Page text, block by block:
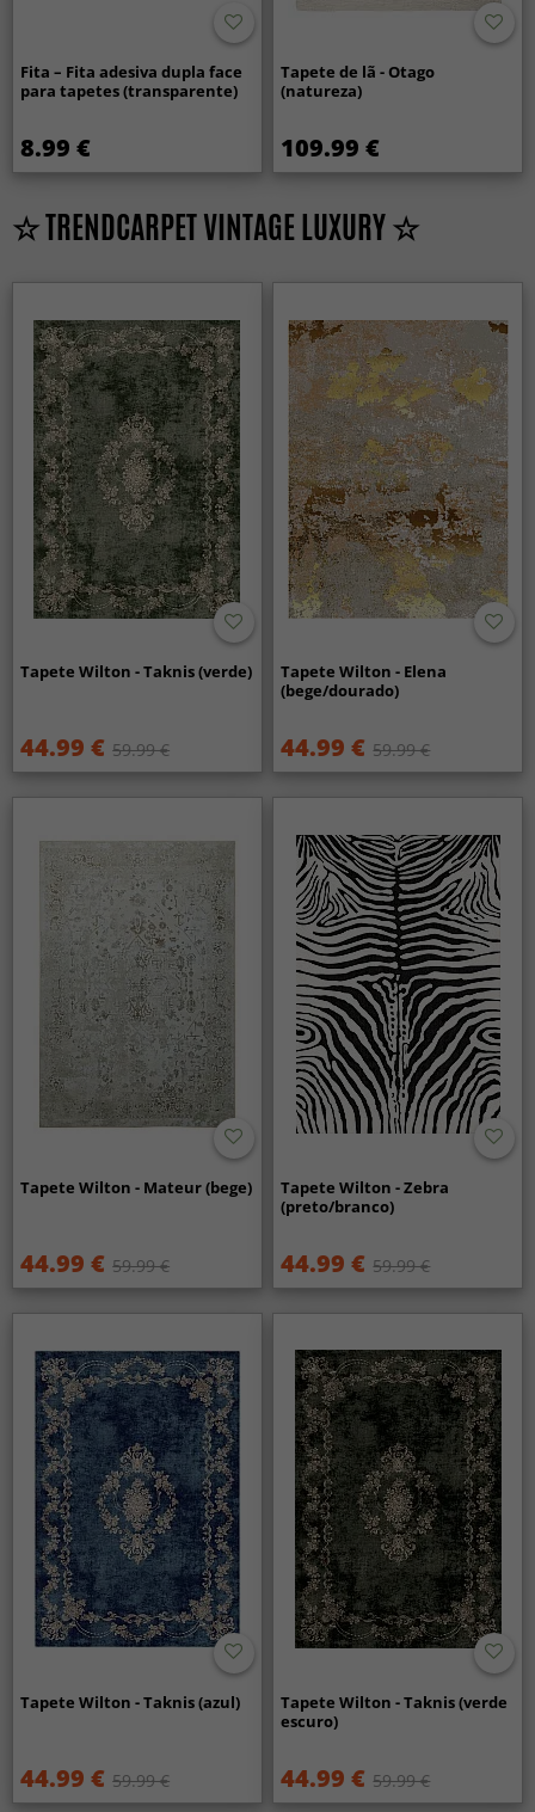
Fita – Fita adesiva dupla face
para tapetes (transparente)
8.99 €
Tapete de lã - Otago
(natureza)
109.99 €
☆ TRENDCARPET VINTAGE LUXURY ☆
Tapete Wilton - Taknis (verde)
44.99 € 59.99 €
Tapete Wilton - Elena
(bege/dourado)
44.99 € 59.99 €
Tapete Wilton - Mateur (bege)
44.99 € 59.99 €
Tapete Wilton - Zebra
(preto/branco)
44.99 € 59.99 €
Tapete Wilton - Taknis (azul)
44.99 € 59.99 €
Tapete Wilton - Taknis (verde
escuro)
44.99 € 59.99 €